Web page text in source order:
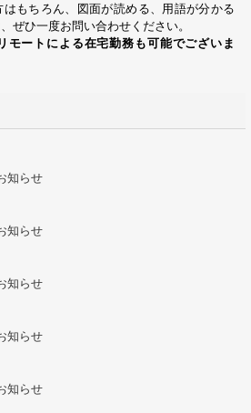
もちろん、図面が読める、用語が分かる
ぜひ一度お問い合わせください。
モートによる在宅勤務も可能でございま
知らせ
知らせ
知らせ
知らせ
知らせ